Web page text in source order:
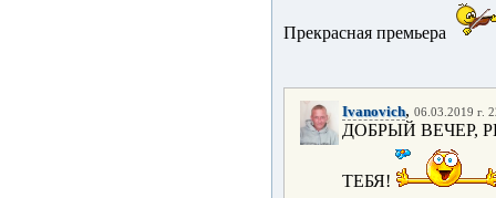
Прекрасная премьера
Ivanovich, 06.03.2019 г.
ДОБРЫЙ ВЕЧЕР,
ТЕБЯ!